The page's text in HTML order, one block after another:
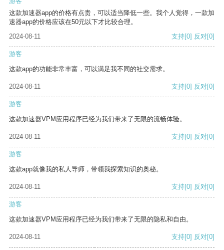
这款加速器app的价格有点贵，可以适当降低一些。我个人觉得，一款加
速器app的价格应该在50元以下才比较合理。
2024-08-11
支持[0] 反对[0]
游客
这款app的功能非常丰富，可以满足我不同的社交需求。
2024-08-11 支持[0] 反对[0]
游客
这款加速器VPM应用程序已经为我们带来了无限的流畅体验。
2024-08-11 支持[0] 反对[0]
游客
这款app就像我的私人导师，带领我探索知识的奥秘。
2024-08-11 支持[0] 反对[0]
游客
这款加速器VPM应用程序已经为我们带来了无限的隐私和自由。
2024-08-11 支持[0] 反对[0]